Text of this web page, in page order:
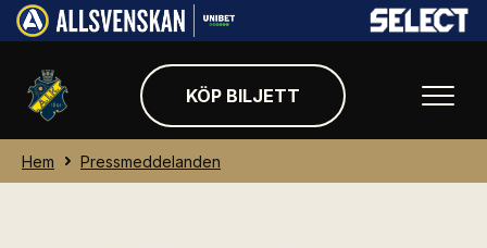
KÖP BILJETT
Hem Pressmeddelanden